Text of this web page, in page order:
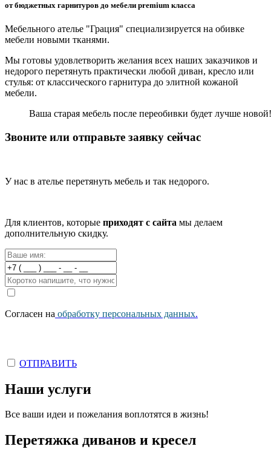
от бюджетных гарнитуров до мебели premium класса
Мебельного ателье "Грация" специализируется на обивке
мебели новыми тканями.
Мы готовы удовлетворить желания всех наших заказчиков и
недорого перетянуть практически любой диван, кресло или
стулья: от классического гарнитура до элитной кожаной
мебели.
Ваша старая мебель после переобивки будет лучше новой!
Звоните или отправьте заявку сейчас
У нас в ателье перетянуть мебель и так недорого.
Для клиентов, которые приходят с сайта мы делаем
дополнительную скидку.
Согласен на обработку персональных данных.
ОТПРАВИТЬ
Наши услуги
Все ваши идеи и пожелания воплотятся в жизнь!
Перетяжка диванов и кресел